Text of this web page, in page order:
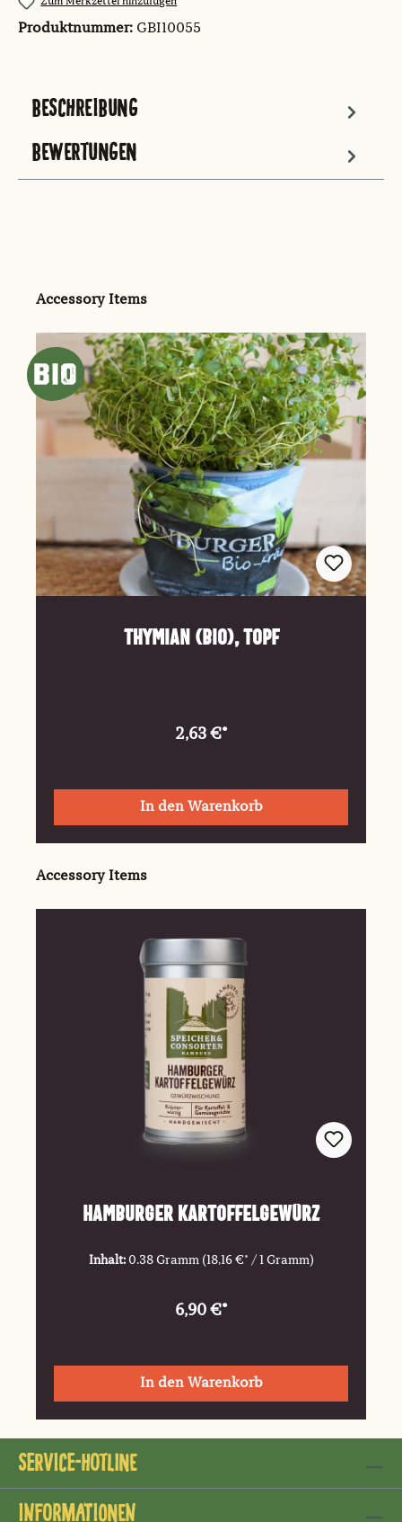
Produktnummer: GBI10055
BESCHREIBUNG
BEWERTUNGEN
Produktgalerie überspringen
Accessory Items
Thymian (Bio), Topf
2,63 €*
In den Warenkorb
Produktgalerie überspringen
Accessory Items
Hamburger Kartoffelgewürz
Inhalt: 0.38 Gramm (18,16 €* / 1 Gramm)
6,90 €*
In den Warenkorb
Service-Hotline
Informationen